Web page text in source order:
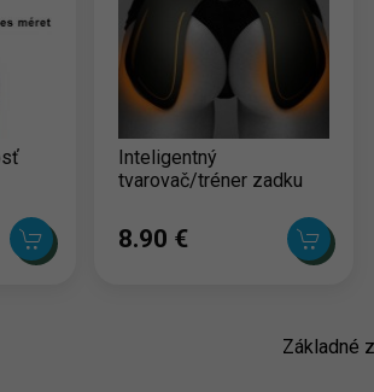
Inteligentný
tvarovač/tréner zadku
8.90 ‎€